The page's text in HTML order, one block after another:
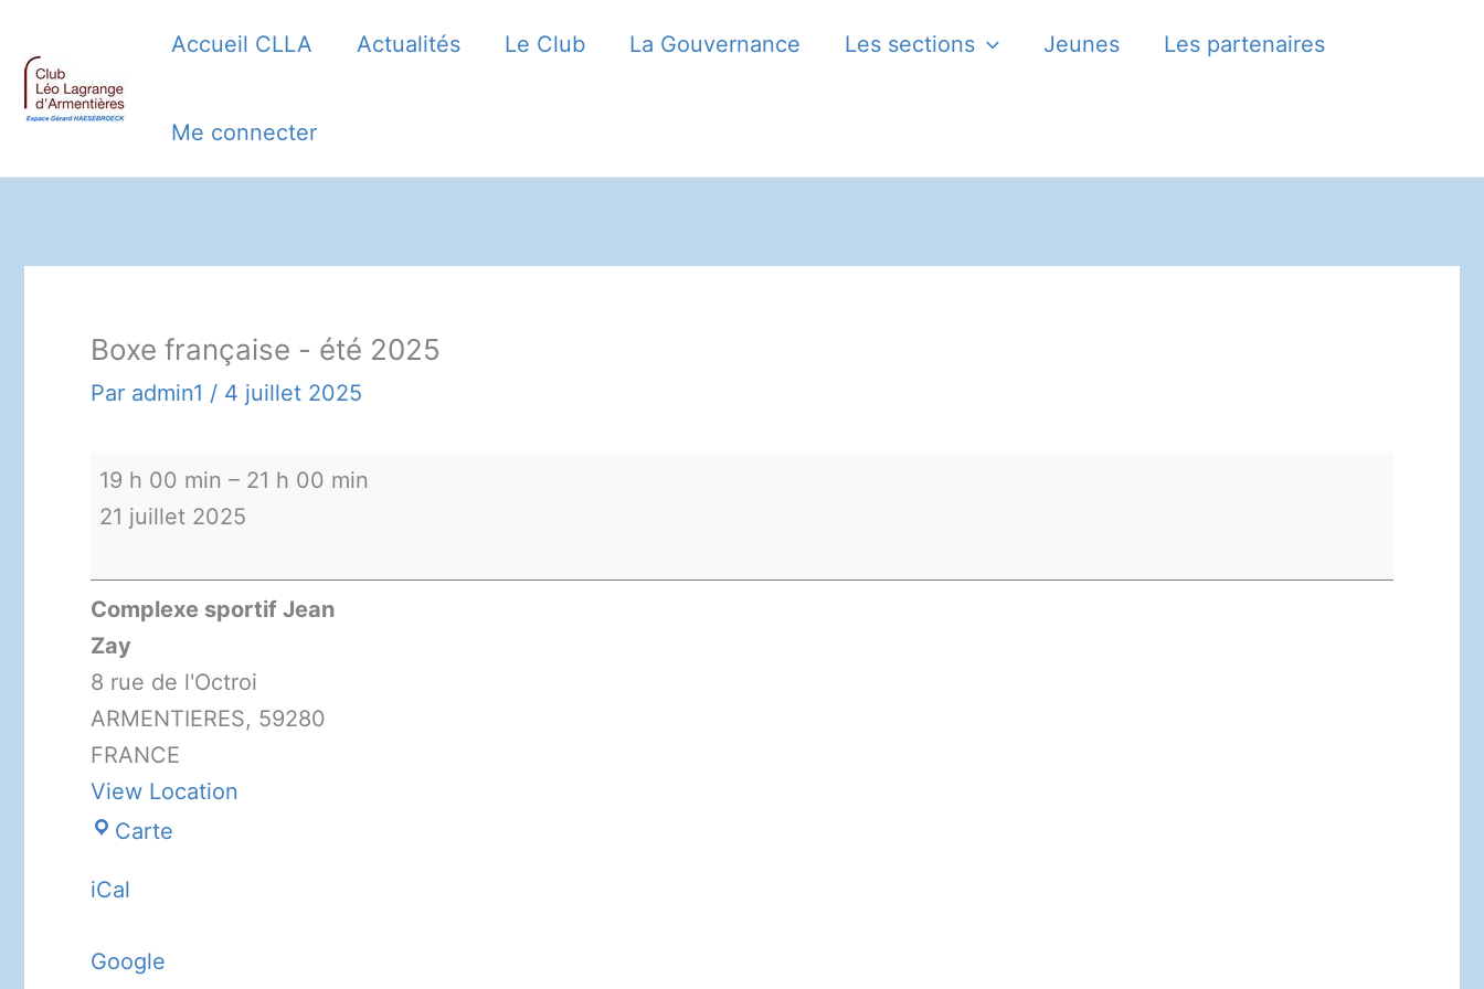
contenu
Accueil CLLA Actualités Le Club La Gouvernance Les sections Jeunes Les partenaires
Me connecter
Boxe française - été 2025
Par admin1 / 4 juillet 2025
Boxe
française
été
2025
19 h 00 min – 21 h 00 min
21 juillet 2025
Complexe sportif Jean
Zay
8 rue de l'Octroi
ARMENTIERES, 59280
FRANCE
View Location
Carte
iCal
Google